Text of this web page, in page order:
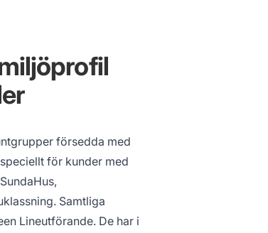
försedda med
för kunder med
Samtliga
Lineutförande. De har i